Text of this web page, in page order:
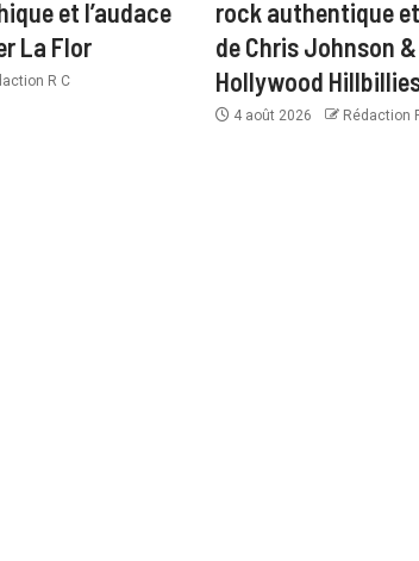
et l’audace
La Flor
R C
rock authentique
de Chris Johnson
Hollywood
4 août 2026 Rédaction